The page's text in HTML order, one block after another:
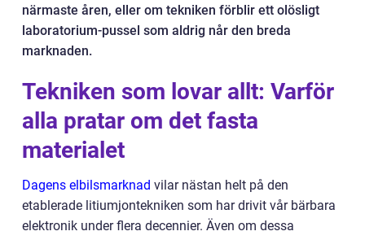
närmaste åren, eller om tekniken förblir ett olösligt
laboratorium-pussel som aldrig når den breda
marknaden.
Tekniken som lovar allt: Varför
alla pratar om det fasta
materialet
Dagens elbilsmarknad vilar nästan helt på den
etablerade litiumjontekniken som har drivit vår bärbara
elektronik under flera decennier. Även om dessa